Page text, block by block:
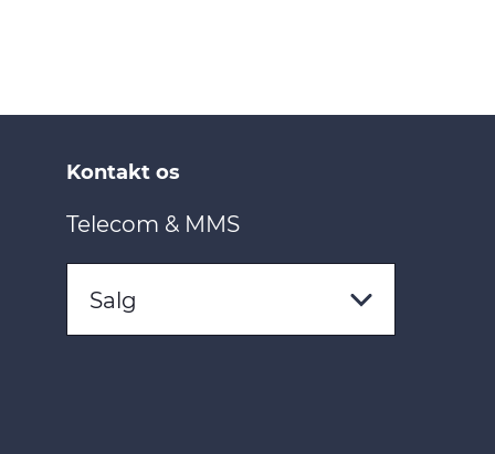
Kontakt os
Telecom & MMS
Salg